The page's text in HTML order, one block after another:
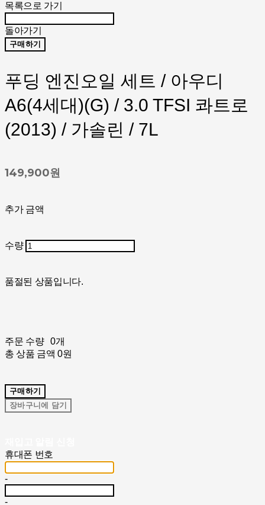
목록으로 가기
돌아가기
구매하기
푸딩 엔진오일 세트 / 아우디
A6(4세대)(G) / 3.0 TFSI 콰트로
(2013) / 가솔린 / 7L
149,900원
추가 금액
수량
품절된 상품입니다.
주문 수량
0개
총 상품 금액 0원
구매하기
장바구니에 담기
휴대폰 번호
-
-